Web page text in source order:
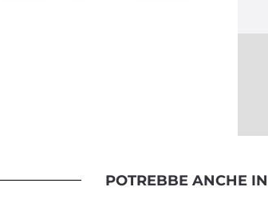
POTREBBE ANCHE